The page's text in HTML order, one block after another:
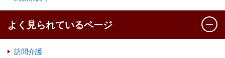
よく見られているページ
訪問介護